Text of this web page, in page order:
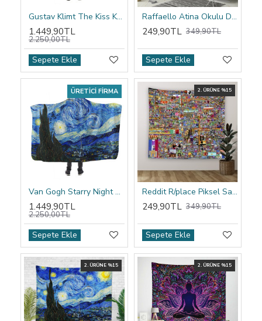
Gustav Klimt The Kiss Kapşonlu Battaniye
1.449,90TL
2.250,00TL
Sepete Ekle
Raffaello Atina Okulu Duvar Örtüsü
249,90TL 349,90TL
Sepete Ekle
ÜRETICI FIRMA
Van Gogh Starry Night Kapşonlu Battaniye
1.449,90TL
2.250,00TL
Sepete Ekle
2. ÜRÜNE %15
Reddit R/place Piksel Sanatı Duvar Örtüsü
249,90TL 349,90TL
Sepete Ekle
2. ÜRÜNE %15 2. ÜRÜNE %15